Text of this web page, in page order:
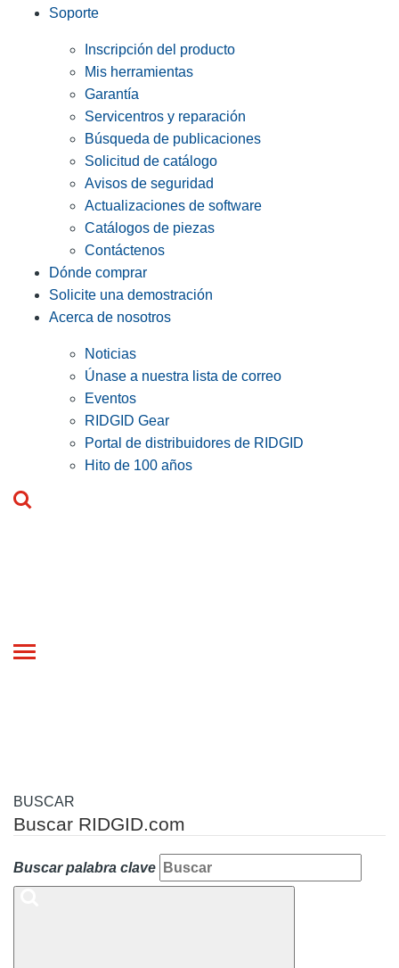
Soporte
Inscripción del producto
Mis herramientas
Garantía
Servicentros y reparación
Búsqueda de publicaciones
Solicitud de catálogo
Avisos de seguridad
Actualizaciones de software
Catálogos de piezas
Contáctenos
Dónde comprar
Solicite una demostración
Acerca de nosotros
Noticias
Únase a nuestra lista de correo
Eventos
RIDGID Gear
Portal de distribuidores de RIDGID
Hito de 100 años
Toggle
BUSCAR
Buscar RIDGID.com
Buscar palabra clave